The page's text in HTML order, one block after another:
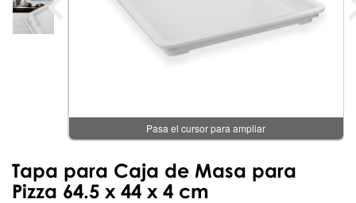
Pasa el cursor para ampliar
Tapa para Caja de Masa para
Pizza 64.5 x 44 x 4 cm